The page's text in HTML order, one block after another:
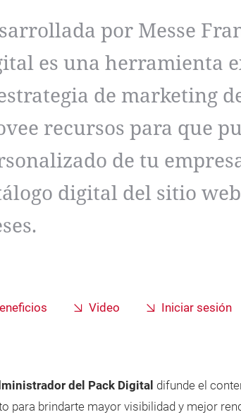
por Messe
es una herramienta
de marketing
recursos para que
de tu
digital del sitio
Video Iniciar sesión
del Pack Digital difunde el
para brindarte mayor visibilidad y mejor